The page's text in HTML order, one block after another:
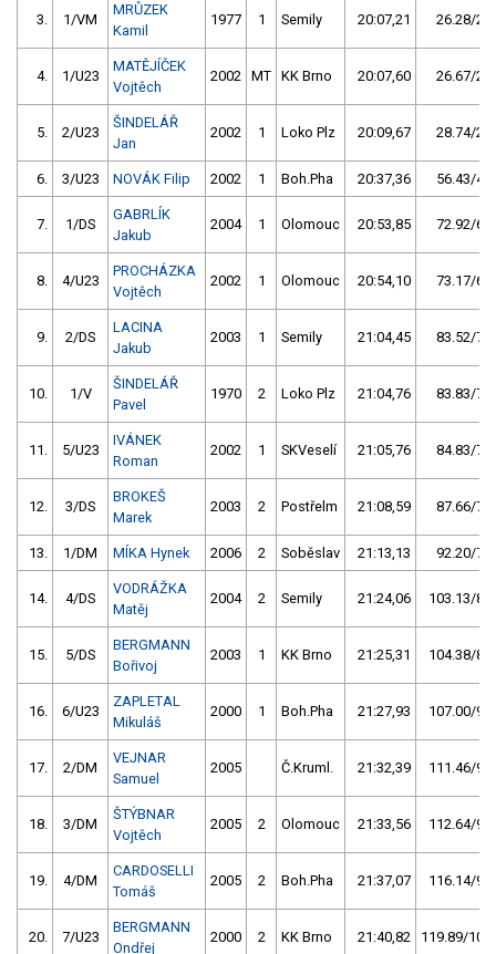
3. 1/VM
MRŮZEK
Kamil
1977 1 Semily 20:07,21 26.28/2,2
4. 1/U23
MATĚJÍČEK
Vojtěch
2002 MT KK Brno 20:07,60 26.67/2,3
5. 2/U23
ŠINDELÁŘ
Jan
2002 1 Loko Plz 20:09,67 28.74/2,4
6. 3/U23 NOVÁK Filip 2002 1 Boh.Pha 20:37,36 56.43/4,8
7. 1/DS
GABRLÍK
Jakub
2004 1 Olomouc 20:53,85 72.92/6,2
8. 4/U23
PROCHÁZKA
Vojtěch
2002 1 Olomouc 20:54,10 73.17/6,2
9. 2/DS
LACINA
Jakub
2003 1 Semily 21:04,45 83.52/7,1
10. 1/V
ŠINDELÁŘ
Pavel
1970 2 Loko Plz 21:04,76 83.83/7,1
11. 5/U23
IVÁNEK
Roman
2002 1 SKVeselí 21:05,76 84.83/7,2
12. 3/DS
BROKEŠ
Marek
2003 2 Postřelm 21:08,59 87.66/7,4
13. 1/DM MÍKA Hynek 2006 2 Soběslav 21:13,13 92.20/7,8
14. 4/DS
VODRÁŽKA
Matěj
2004 2 Semily 21:24,06 103.13/8,7
15. 5/DS
BERGMANN
Bořivoj
2003 1 KK Brno 21:25,31 104.38/8,8
16. 6/U23
ZAPLETAL
Mikuláš
2000 1 Boh.Pha 21:27,93 107.00/9,1
17. 2/DM
VEJNAR
Samuel
2005 Č.Kruml. 21:32,39 111.46/9,4
18. 3/DM
ŠTÝBNAR
Vojtěch
2005 2 Olomouc 21:33,56 112.64/9,5
19. 4/DM
CARDOSELLI
Tomáš
2005 2 Boh.Pha 21:37,07 116.14/9,8
20. 7/U23
BERGMANN
Ondřej
2000 2 KK Brno 21:40,82 119.89/10,2